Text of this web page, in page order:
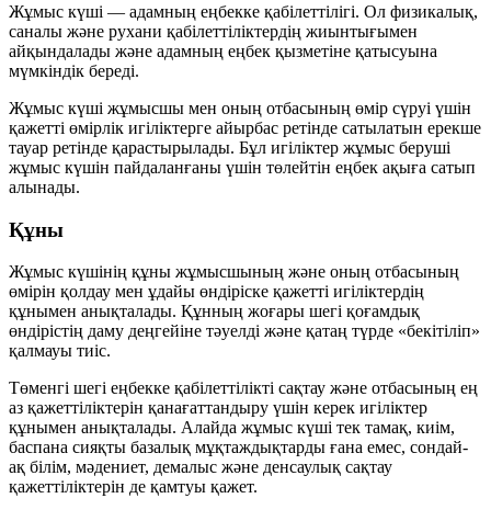
Жұмыс күші — адамның еңбекке қабілеттілігі. Ол физикалық,
саналы және рухани қабілеттіліктердің жиынтығымен
айқындалады және адамның еңбек қызметіне қатысуына
мүмкіндік береді.
Жұмыс күші жұмысшы мен оның отбасының өмір сүруі үшін
қажетті өмірлік игіліктерге айырбас ретінде сатылатын ерекше
тауар ретінде қарастырылады. Бұл игіліктер жұмыс беруші
жұмыс күшін пайдаланғаны үшін төлейтін еңбек ақыға сатып
алынады.
Құны
Жұмыс күшінің құны жұмысшының және оның отбасының
өмірін қолдау мен ұдайы өндіріске қажетті игіліктердің
құнымен анықталады. Құнның жоғары шегі қоғамдық
өндірістің даму деңгейіне тәуелді және қатаң түрде «бекітіліп»
қалмауы тиіс.
Төменгі шегі еңбекке қабілеттілікті сақтау және отбасының ең
аз қажеттіліктерін қанағаттандыру үшін керек игіліктер
құнымен анықталады. Алайда жұмыс күші тек тамақ, киім,
баспана сияқты базалық мұқтаждықтарды ғана емес, сондай-
ақ білім, мәдениет, демалыс және денсаулық сақтау
қажеттіліктерін де қамтуы қажет.